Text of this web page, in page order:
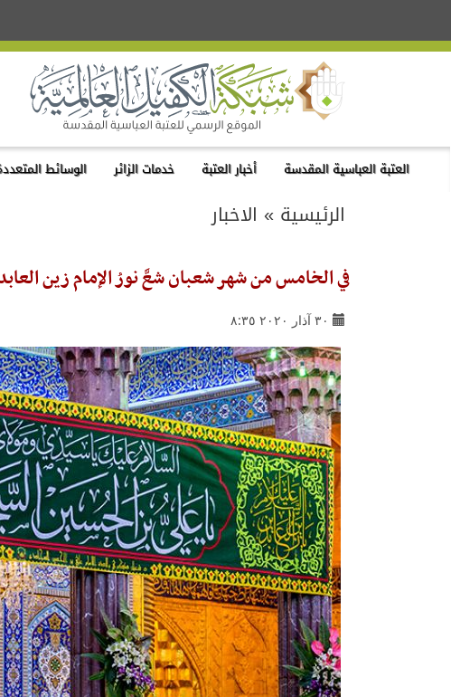
العتبة العباسية المقدسة أخبار العتبة خدمات الزائر الوسائط
الرئيسية » الاخبار
في الخامس من شهر شعبان شعَّ نورُ الإمام زين
٣٠ آذار ٢٠٢٠ ٨:٣٥